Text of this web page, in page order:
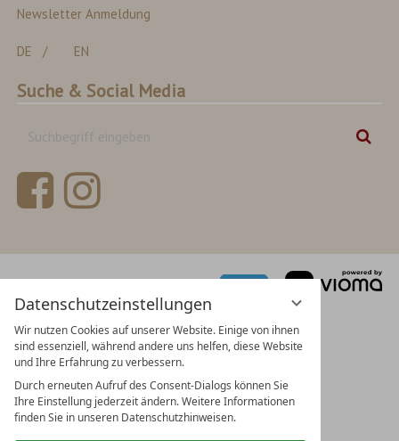
Datenschutzeinstellungen
Wir nutzen Cookies auf unserer Website. Einige von ihnen
sind essenziell, während andere uns helfen, diese Website
und Ihre Erfahrung zu verbessern.
Durch erneuten Aufruf des Consent-Dialogs können Sie
Ihre Einstellung jederzeit ändern. Weitere Informationen
finden Sie in unseren Datenschutzhinweisen.
Newsletter Anmeldung
DE EN
Suche & Social Media